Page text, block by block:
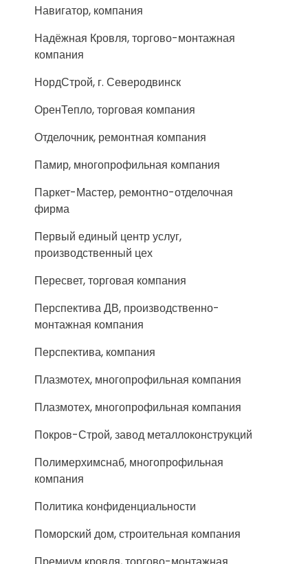
Навигатор, компания
Надёжная Кровля, торгово-монтажная
компания
НордСтрой, г. Северодвинск
ОренТепло, торговая компания
Отделочник, ремонтная компания
Памир, многопрофильная компания
Паркет-Мастер, ремонтно-отделочная
фирма
Первый единый центр услуг,
производственный цех
Пересвет, торговая компания
Перспектива ДВ, производственно-
монтажная компания
Перспектива, компания
Плазмотех, многопрофильная компания
Плазмотех, многопрофильная компания
Покров-Строй, завод металлоконструкций
Полимерхимснаб, многопрофильная
компания
Политика конфиденциальности
Поморский дом, строительная компания